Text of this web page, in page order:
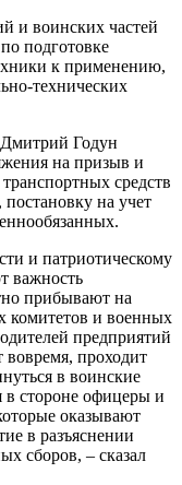
и воинских частей
подготовке
к применению,
технических
Годун
на призыв и
средств
на учет
и патриотическому
важность
прибывают на
комитетов и военных
предприятий
вовремя, проходит
в воинские
в стороне офицеры и
оказывают
в разъяснении
сборов, – сказал